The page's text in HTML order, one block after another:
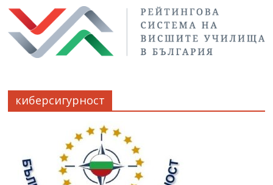
киберсигурност